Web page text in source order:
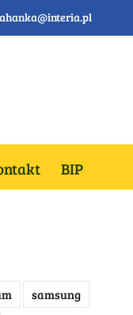
BIP
samsung